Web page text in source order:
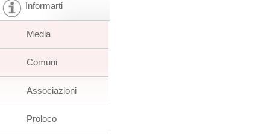
Informarti
Media
Comuni
Associazioni
Proloco